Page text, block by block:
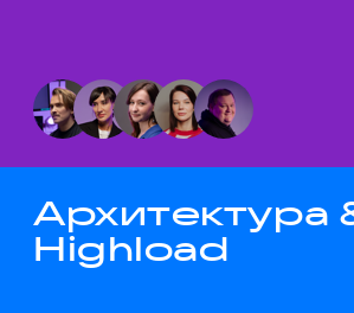
Архитектура
Highload